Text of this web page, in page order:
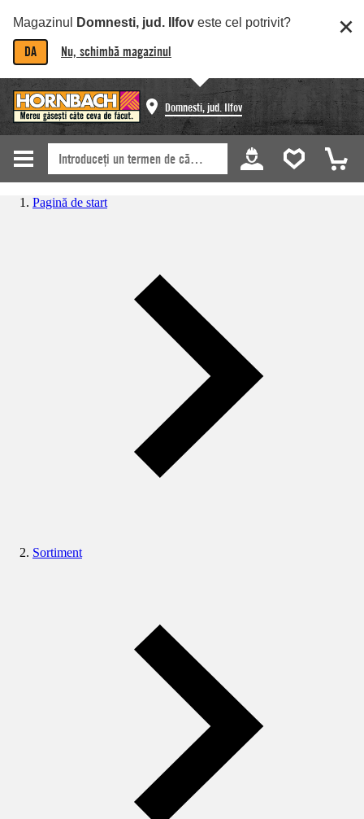
Magazinul Domnesti, jud. Ilfov este cel potrivit?
DA Nu, schimbă magazinul
Domnesti, jud. Ilfov
Pagină de start
Sortiment